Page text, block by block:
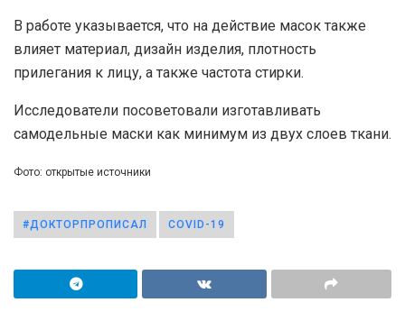
В работе указывается, что на действие масок также
влияет материал, дизайн изделия, плотность
прилегания к лицу, а также частота стирки.
Исследователи посоветовали изготавливать
самодельные маски как минимум из двух слоев ткани.
Фото: открытые источники
#ДОКТОРПРОПИСАЛ COVID-19